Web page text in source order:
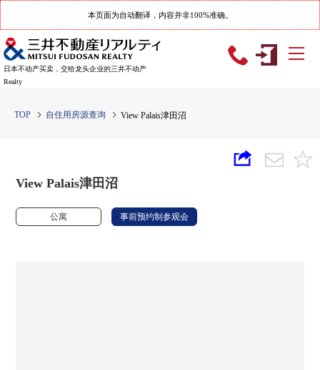
本页面为自动翻译，内容并非100%准确。
日本不动产买卖，交给龙头企业的三井不动产
Realty
TOP 自住用房源查询 View Palais津田沼
View Palais津田沼
公寓 事前预约制参观会